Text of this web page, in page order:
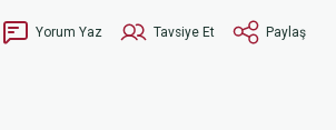
Yorum Yaz Tavsiye Et Paylaş